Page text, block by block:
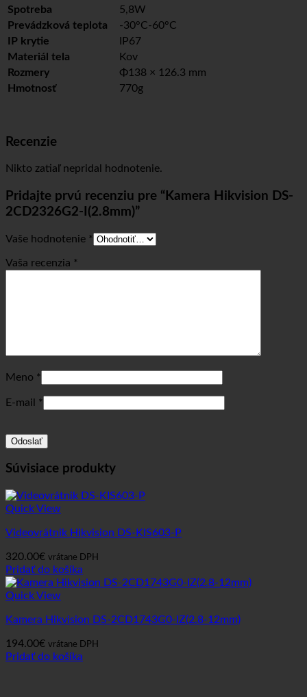
Spotreba
5,8W
Prevádzková teplota
-30°C-60°C
IP krytie
IP67
Materiál tela
Kov
Rozmery
Φ138 × 126.3 mm
Hmotnosť
770g
Recenzie
Nikto zatiaľ nepridal hodnotenie.
Pridajte prvú recenziu pre “Kamera Hikvision DS-
2CD2326G2-I(2.8mm)”
Vaše hodnotenie *
Vaša recenzia *
Meno *
E-mail *
Súvisiace produkty
Quick View
Videovrátnik Hikvision DS-KIS603-P
320.00€ vrátane DPH
Pridať do košíka
Quick View
Kamera Hikvision DS-2CD1743G0-IZ(2.8-12mm)
194.00€ vrátane DPH
Pridať do košíka